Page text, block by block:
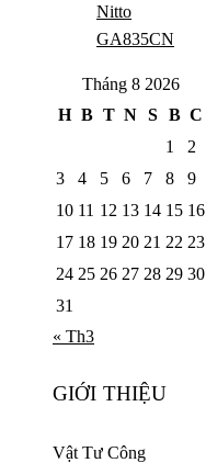
Nitto
GA835CN
Tháng 8 2026
H B T N S B C
1
2
3
4 5 6 7 8
9
10 11 12 13 14 15 16
17 18 19 20 21 22 23
24 25 26 27 28 29 30
31
« Th3
GIỚI THIỆU
Vật Tư Công